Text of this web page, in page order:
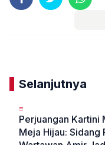
Selanjutnya
Perjuangan Kartini
Meja Hijau: Sidang